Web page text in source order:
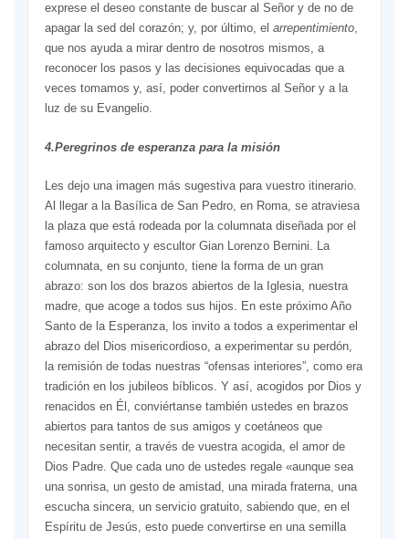
exprese el deseo constante de buscar al Señor y de no de
apagar la sed del corazón; y, por último, el arrepentimiento,
que nos ayuda a mirar dentro de nosotros mismos, a
reconocer los pasos y las decisiones equivocadas que a
veces tomamos y, así, poder convertirnos al Señor y a la
luz de su Evangelio.
4.Peregrinos de esperanza para la misión
Les dejo una imagen más sugestiva para vuestro itinerario.
Al llegar a la Basílica de San Pedro, en Roma, se atraviesa
la plaza que está rodeada por la columnata diseñada por el
famoso arquitecto y escultor Gian Lorenzo Bernini. La
columnata, en su conjunto, tiene la forma de un gran
abrazo: son los dos brazos abiertos de la Iglesia, nuestra
madre, que acoge a todos sus hijos. En este próximo Año
Santo de la Esperanza, los invito a todos a experimentar el
abrazo del Dios misericordioso, a experimentar su perdón,
la remisión de todas nuestras “ofensas interiores”, como era
tradición en los jubileos bíblicos. Y así, acogidos por Dios y
renacidos en Él, conviértanse también ustedes en brazos
abiertos para tantos de sus amigos y coetáneos que
necesitan sentir, a través de vuestra acogida, el amor de
Dios Padre. Que cada uno de ustedes regale «aunque sea
una sonrisa, un gesto de amistad, una mirada fraterna, una
escucha sincera, un servicio gratuito, sabiendo que, en el
Espíritu de Jesús, esto puede convertirse en una semilla